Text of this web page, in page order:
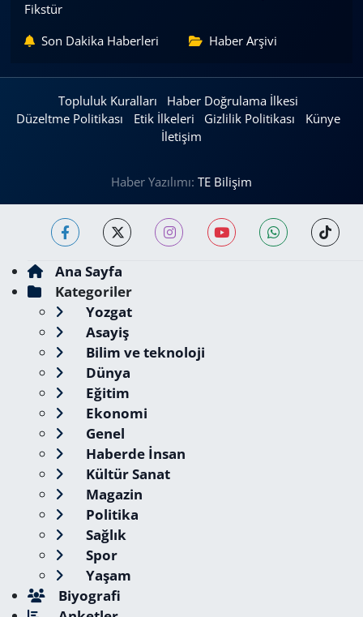
Fikstür
Son Dakika Haberleri Haber Arşivi
Topluluk Kuralları
Haber Doğrulama İlkesi
Düzeltme Politikası
Etik İlkeleri Gizlilik Politikası
Künye
İletişim
Haber Yazılımı: TE Bilişim
Ana Sayfa
Kategoriler
Yozgat
Asayiş
Bilim ve teknoloji
Dünya
Eğitim
Ekonomi
Genel
Haberde İnsan
Kültür Sanat
Magazin
Politika
Sağlık
Spor
Yaşam
Biyografi